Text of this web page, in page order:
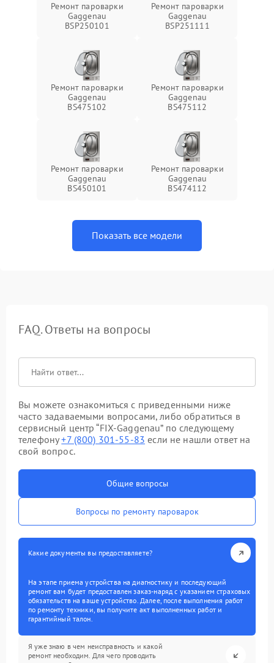
Ремонт пароварки
Gaggenau
BSP250101
Ремонт пароварки
Gaggenau
BSP251111
Ремонт пароварки
Gaggenau
BS475102
Ремонт пароварки
Gaggenau
BS475112
Ремонт пароварки
Gaggenau
BS450101
Ремонт пароварки
Gaggenau
BS474112
Показать все модели
FAQ. Ответы на вопросы
Вы можете ознакомиться с приведенными ниже
часто задаваемыми вопросами, либо обратиться в
сервисный центр “FIX-Gaggenau” по следующему
телефону+7 (800) 301-55-83 если не нашли ответ на
свой вопрос.
Общие вопросы
Вопросы по ремонту пароварок
Какие документы вы предоставляете?
На этапе приема устройства на диагностику и последующий
ремонт вам будет предоставлен заказ-наряд с указанием страховых
обязательств на ваше устройство. Далее, после выполнения работ
по ремонту техники, вы получите акт выполненных работ и
гарантийный талон.
Я уже знаю в чем неисправность и какой
ремонт необходим. Для чего проводить